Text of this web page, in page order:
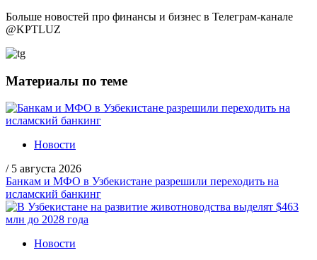
Больше новостей про финансы и бизнес в Телеграм-канале
@KPTLUZ
Материалы по теме
Новости
/ 5 августа 2026
Банкам и МФО в Узбекистане разрешили переходить на
исламский банкинг
Новости